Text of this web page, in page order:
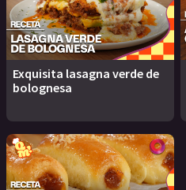
Exquisita lasagna verde de
bolognesa